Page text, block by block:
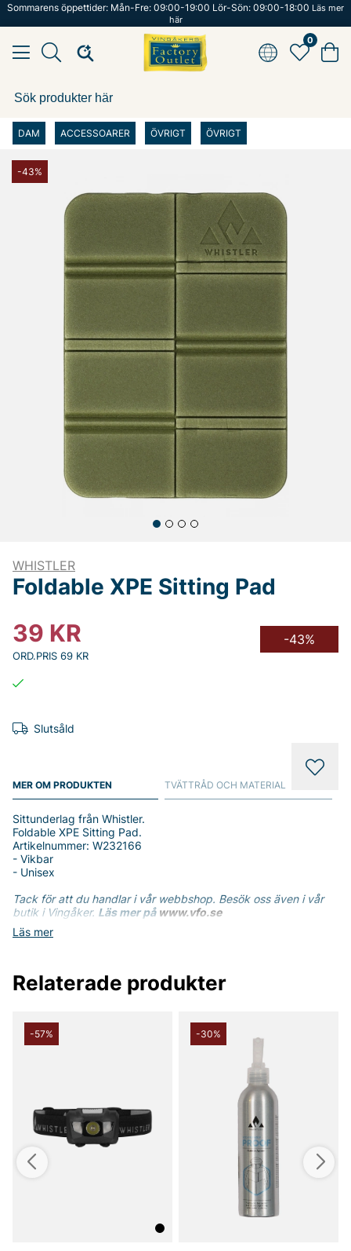
Sommarens öppettider: Mån-Fre: 09:00-19:00 Lör-Sön: 09:00-18:00 Läs mer
här
0
DAM ACCESSOARER ÖVRIGT ÖVRIGT
-43%
WHISTLER
Foldable XPE Sitting Pad
39 KR
ORD.PRIS 69 KR
-43%
Slutsåld
MER OM PRODUKTEN
Läs mer
Sittunderlag från Whistler.
Foldable XPE Sitting Pad.
Artikelnummer: W232166
- Vikbar
- Unisex
Tack för att du handlar i vår webbshop. Besök oss även i vår
butik i Vingåker. Läs mer på www.vfo.se
TVÄTTRÅD OCH MATERIAL
Relaterade produkter
-57% -30%